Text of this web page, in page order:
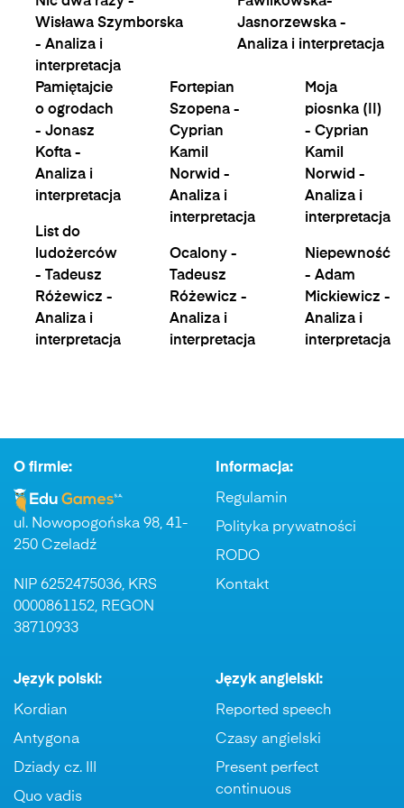
Wisława Szymborska
- Analiza i
interpretacja
Jasnorzewska -
Analiza i interpretacja
Pamiętajcie
o ogrodach
- Jonasz
Kofta -
Analiza i
interpretacja
List do
ludożerców
- Tadeusz
Różewicz -
Analiza i
interpretacja
Fortepian
Szopena -
Cyprian
Kamil
Norwid -
Analiza i
interpretacja
Ocalony -
Tadeusz
Różewicz -
Analiza i
interpretacja
Moja
piosnka (II)
- Cyprian
Kamil
Norwid -
Analiza i
interpretacja
Niepewność
- Adam
Mickiewicz -
Analiza i
interpretacja
O firmie:
ul. Nowopogońska 98, 41-
250 Czeladź
NIP 6252475036, KRS
0000861152, REGON
38710933
Informacja:
Regulamin
Polityka prywatności
RODO
Kontakt
Język polski:
Kordian
Antygona
Dziady cz. III
Quo vadis
Język angielski:
Reported speech
Czasy angielski
Present perfect
continuous